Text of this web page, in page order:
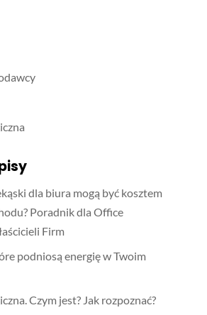
dla biura mogą być kosztem
Poradnik dla Office
Firm
podniosą energię w Twoim
Czym jest? Jak rozpoznać?